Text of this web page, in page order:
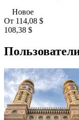
Новое
От 114,08 $
108,38 $